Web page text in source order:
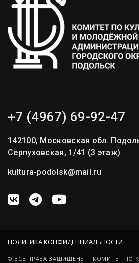
+7 (4967) 69-92-47
142100, Московская обл.
Серпуховская, 1/41 (3 этаж)
kultura-podolsk@mail.ru
© ВСЕ ПРАВА ЗАЩИЩЕНЫ | КОМИТЕТ ПО
ПОЛИТИКА КОНФИДЕНЦИАЛЬНОСТИ